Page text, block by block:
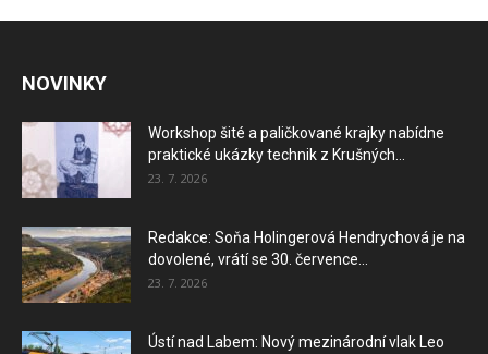
NOVINKY
Workshop šité a paličkované krajky nabídne
praktické ukázky technik z Krušných...
23. 7. 2026
Redakce: Soňa Holingerová Hendrychová je na
dovolené, vrátí se 30. července...
23. 7. 2026
Ústí nad Labem: Nový mezinárodní vlak Leo